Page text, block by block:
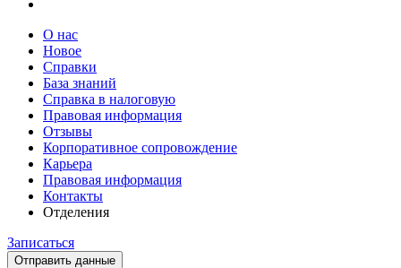
О нас
Новое
Справки
База знаний
Справка в налоговую
Правовая информация
Отзывы
Корпоративное сопровождение
Карьера
Правовая информация
Контакты
Отделения
Записаться
Отправить данные